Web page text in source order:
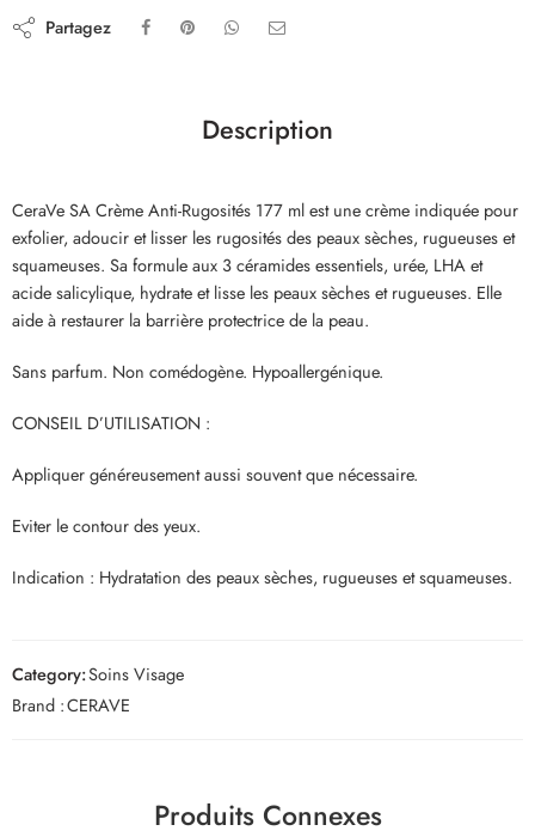
Partagez
Description
CeraVe SA Crème Anti-Rugosités 177 ml est une crème indiquée pour
exfolier, adoucir et lisser les rugosités des peaux sèches, rugueuses et
squameuses. Sa formule aux 3 céramides essentiels, urée, LHA et
acide salicylique, hydrate et lisse les peaux sèches et rugueuses. Elle
aide à restaurer la barrière protectrice de la peau.
Sans parfum. Non comédogène. Hypoallergénique.
CONSEIL D’UTILISATION :
Appliquer généreusement aussi souvent que nécessaire.
Eviter le contour des yeux.
Indication : Hydratation des peaux sèches, rugueuses et squameuses.
Category:Soins Visage
Brand :CERAVE
Produits Connexes